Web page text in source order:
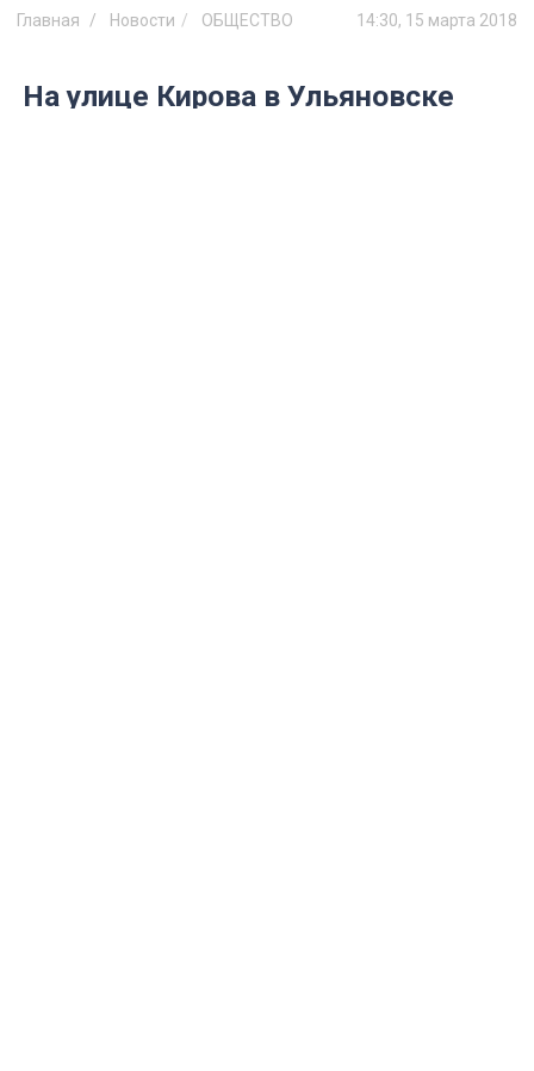
Главная Новости ОБЩЕСТВО 14:30, 15 марта 2018
На улице Кирова в Ульяновске